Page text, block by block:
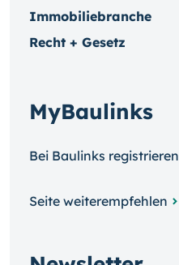
Immobiliebranche
Recht + Gesetz
MyBaulinks
Bei Baulinks registrieren
Seite weiterempfehlen